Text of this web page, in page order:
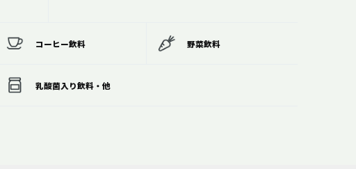
コーヒー飲料 野菜飲料
乳酸菌入り飲料・他